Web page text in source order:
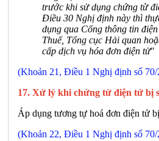
trước khi sử dụng chứng từ
Điều 30 Nghị định này thì
dụng qua Cổng thông tin
Thuế, Tổng cục Hải quan
cấp dịch vụ hóa đơn điện tử"
(Khoản 21, Điều 1 Nghị định số
17. Xử lý khi chứng từ điện tử bị
Áp dụng tương tự hoá đơn điện tử
(Khoản 22, Điều 1 Nghị định số